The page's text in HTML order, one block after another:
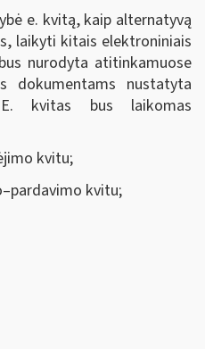
e. kvitą, kaip alternatyvą
laikyti kitais elektroniniais
nurodyta atitinkamuose
dokumentams nustatyta
kvitas bus laikomas
kvitu;
kvitu;